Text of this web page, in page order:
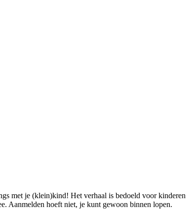
met je (klein)kind! Het verhaal is bedoeld voor kinderen
Aanmelden hoeft niet, je kunt gewoon binnen lopen.